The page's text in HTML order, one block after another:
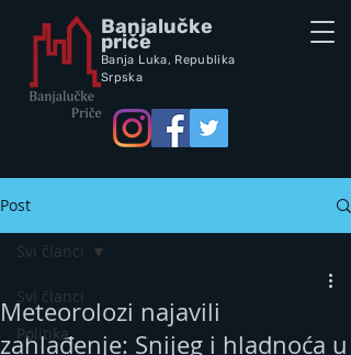
Banjalučke
priče
Banja Luka, Republika
Srpska
Post
Svi članci
Politika
Svi članci
Meteorolozi najavili
zahlađenje: Snijeg i hladnoća u